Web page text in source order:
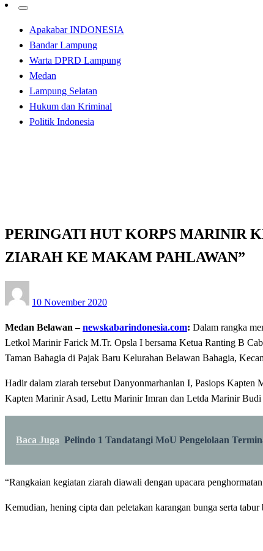
Apakabar INDONESIA
Bandar Lampung
Warta DPRD Lampung
Medan
Lampung Selatan
Hukum dan Kriminal
Politik Indonesia
PERINGATI HUT KORPS MARINIR
ZIARAH KE MAKAM PAHLAWAN”
on
10 November 2020
Medan Belawan –newskabarindonesia.com: Dalam rangka
Letkol Marinir Farick M.Tr. Opsla I bersama Ketua Ranting B
Taman Bahagia di Pajak Baru Kelurahan Belawan Bahagia,
Hadir dalam ziarah tersebut Danyonmarhanlan I, Pasiops
Kapten Marinir Asad, Lettu Marinir Imran dan Letda Marinir
Baca Juga Pelindo 1 Tandatangi MoU Pengelolaan
“Rangkaian kegiatan ziarah diawali dengan upacara
Kemudian, hening cipta dan peletakan karangan bunga serta